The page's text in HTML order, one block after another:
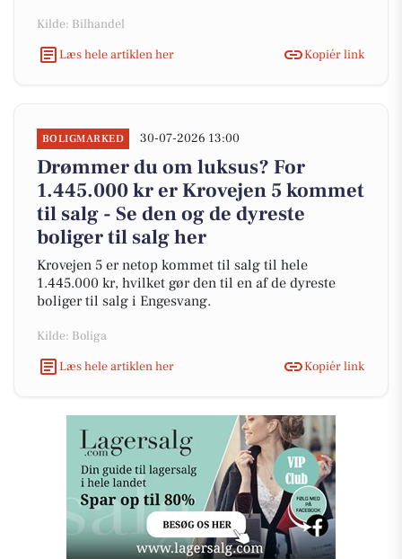
Kilde: Bilhandel
Læs hele artiklen her
Kopiér link
BOLIGMARKED 30-07-2026 13:00
Drømmer du om luksus? For
1.445.000 kr er Krovejen 5 kommet
til salg - Se den og de dyreste
boliger til salg her
Krovejen 5 er netop kommet til salg til hele
1.445.000 kr, hvilket gør den til en af de dyreste
boliger til salg i Engesvang.
Kilde: Boliga
Læs hele artiklen her
Kopiér link